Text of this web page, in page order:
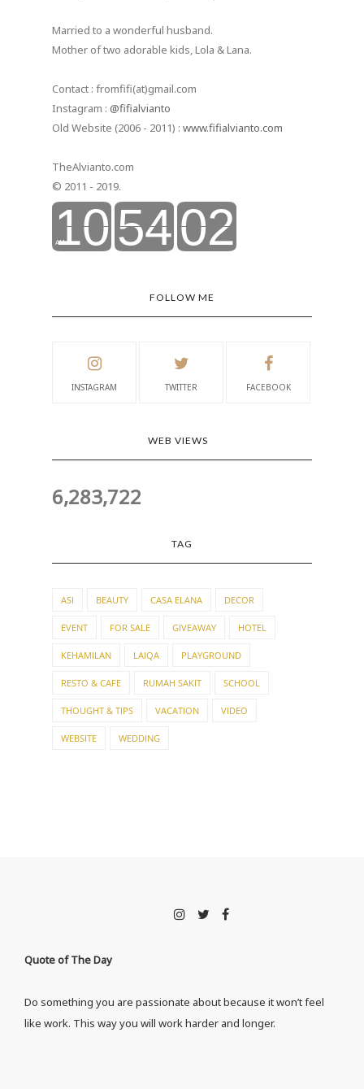
Married to a wonderful husband.
Mother of two adorable kids, Lola & Lana.
Contact : fromfifi(at)gmail.com
Instagram : @fifialvianto
Old Website (2006 - 2011) : www.fifialvianto.com
TheAlvianto.com
© 2011 - 2019.
FOLLOW ME
INSTAGRAM TWITTER FACEBOOK
WEB VIEWS
6,283,722
TAG
ASI BEAUTY CASA ELANA DECOR
EVENT FOR SALE GIVEAWAY HOTEL
KEHAMILAN LAIQA PLAYGROUND
RESTO & CAFE RUMAH SAKIT SCHOOL
THOUGHT & TIPS VACATION VIDEO
WEBSITE WEDDING
Quote of The Day
Do something you are passionate about because it won’t feel
like work. This way you will work harder and longer.